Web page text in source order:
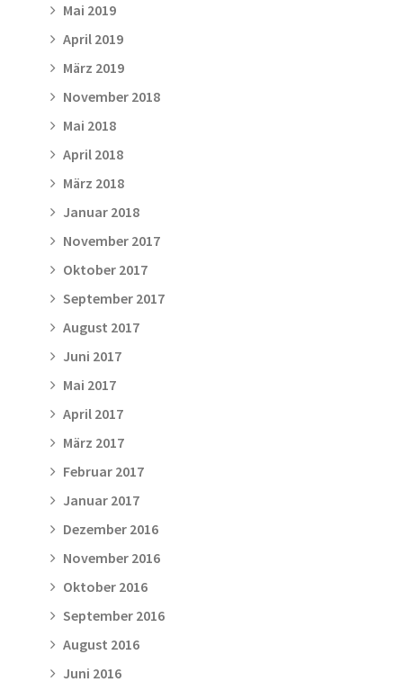
Mai 2019
April 2019
März 2019
November 2018
Mai 2018
April 2018
März 2018
Januar 2018
November 2017
Oktober 2017
September 2017
August 2017
Juni 2017
Mai 2017
April 2017
März 2017
Februar 2017
Januar 2017
Dezember 2016
November 2016
Oktober 2016
September 2016
August 2016
Juni 2016